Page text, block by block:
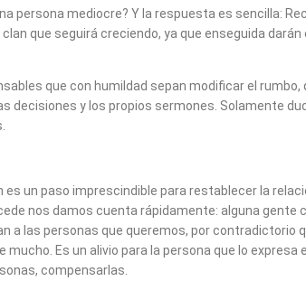
persona mediocre? Y la respuesta es sencilla:
que seguirá creciendo, ya que enseguida
que con humildad sepan modificar el
decisiones y los propios sermones. Solamente
un paso imprescindible para restablecer la
nos damos cuenta rápidamente: alguna
las personas que queremos, por contradictorio
Es un alivio para la persona que lo
compensarlas.